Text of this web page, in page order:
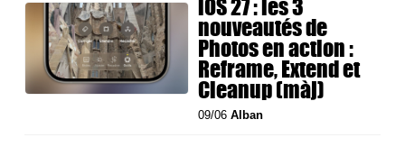
nouveautés de
Photos en action :
Reframe, Extend et
Cleanup (màj)
09/06Alban